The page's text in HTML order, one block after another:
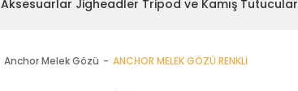
Aksesuarlar Jigheadler Tripod ve Kamış Tutucular
Anchor Melek Gözü ANCHOR MELEK GÖZÜ RENKLİ